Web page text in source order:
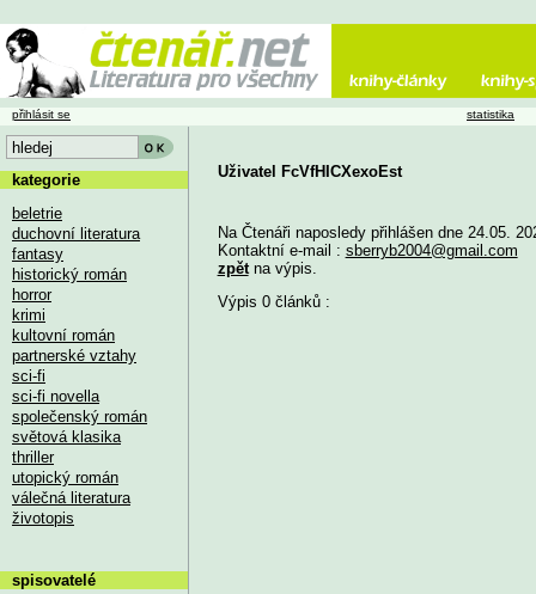
Uživatel FcVfHICXexoEst
Na Čtenáři naposledy přihlášen dne 24.05.
Kontaktní e-mail : sberryb2004@gmail.com
zpětna výpis.
Výpis 0 článků :
přihlásit se statistika
kategorie
beletrie
duchovní literatura
fantasy
historický román
horror
krimi
kultovní román
partnerské vztahy
sci-fi
sci-fi novella
společenský román
světová klasika
thriller
utopický román
válečná literatura
životopis
spisovatelé